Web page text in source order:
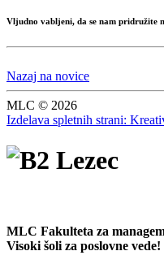
Vljudno vabljeni, da se nam
Nazaj na novice
MLC © 2026
Izdelava spletnih strani:
MLC Fakulteta za
Visoki šoli za poslovne vede!